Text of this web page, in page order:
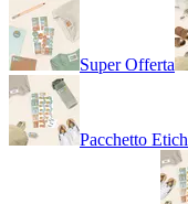
Super Offerta
Pacchetto